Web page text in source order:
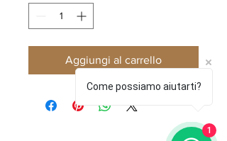
Aggiungi al carrello
Come possiamo aiutarti?
1